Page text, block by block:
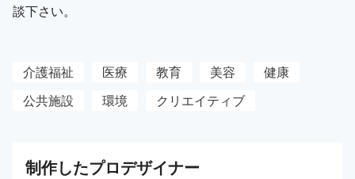
談下さい。
介護福祉 医療 教育 美容
健康
公共施設
環境 クリエイティブ
制作したプロデザイナー